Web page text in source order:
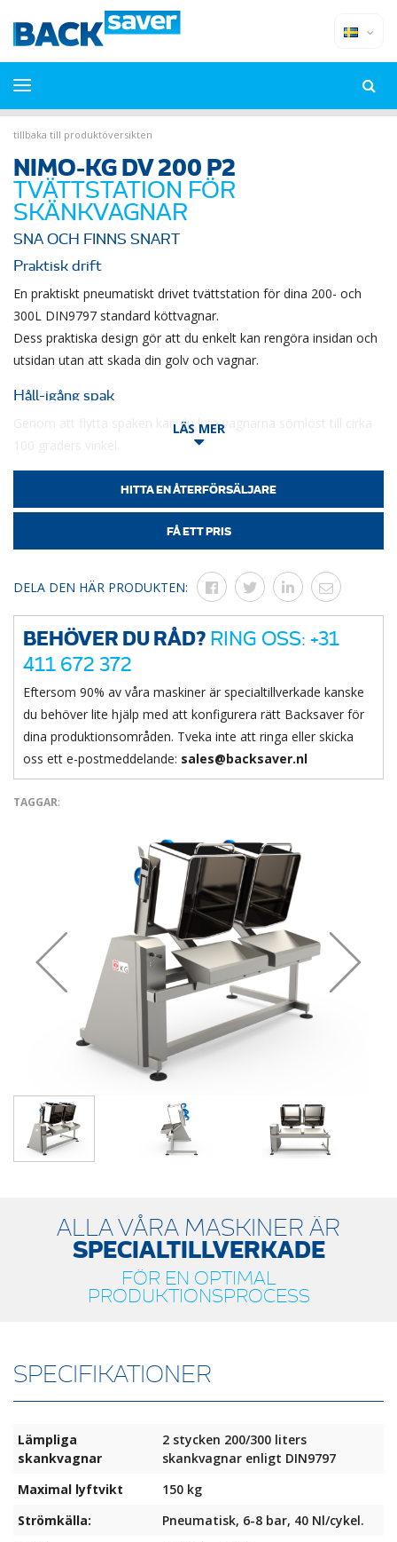
tillbaka till produktöversikten
NIMO-KG DV 200 P2
TVÄTTSTATION FÖR
SKÄNKVAGNAR
SNA OCH FINNS SNART
Praktisk drift
En praktiskt pneumatiskt drivet tvättstation för dina 200- och
300L DIN9797 standard köttvagnar.
Dess praktiska design gör att du enkelt kan rengöra insidan och
utsidan utan att skada din golv och vagnar.
Håll-igång spak
Genom att flytta spaken kan du luta vagnarna sömlöst till cirka
Lätt avtagbara brickor ser till att avfall separeras från vattnet i
Tillverkad helt i rostfritt stål, inklusive skydd över den
pneumatiska cylindern, gör att du också kan tvätta denna
LÄS MER
HITTA EN ÅTERFÖRSÄLJARE
FÅ ETT PRIS
DELA DEN HÄR PRODUKTEN:
BEHÖVER DU RÅD? RING OSS: +31
411 672 372
Eftersom 90% av våra maskiner är specialtillverkade kanske
du behöver lite hjälp med att konfigurera rätt Backsaver för
dina produktionsområden. Tveka inte att ringa eller skicka
oss ett e-postmeddelande: sales@backsaver.nl
TAGGAR:
ALLA VÅRA MASKINER ÄR
SPECIALTILLVERKADE
FÖR EN OPTIMAL
PRODUKTIONSPROCESS
SPECIFIKATIONER
Lämpliga
skankvagnar
2 stycken 200/300 liters
skankvagnar enligt DIN9797
Maximal lyftvikt
150 kg
Strömkälla:
Pneumatisk, 6-8 bar, 40 Nl/cykel.